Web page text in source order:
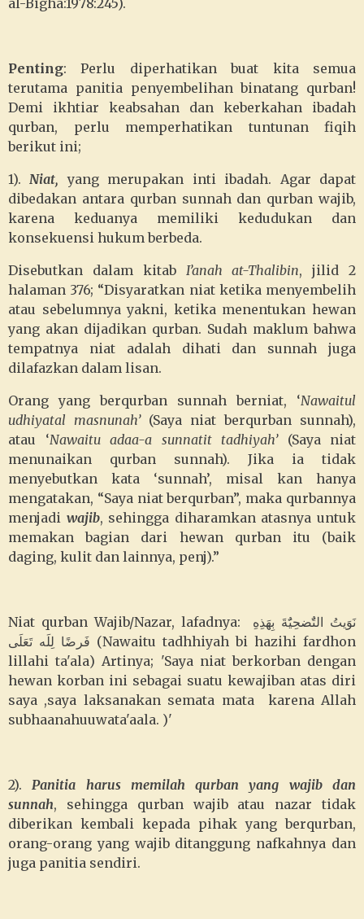
al-Bigha:1978:245).
Penting: Perlu diperhatikan buat kita semua
terutama panitia penyembelihan binatang qurban!
Demi ikhtiar keabsahan dan keberkahan ibadah
qurban, perlu memperhatikan tuntunan fiqih
berikut ini;
1). Niat, yang merupakan inti ibadah. Agar dapat
dibedakan antara qurban sunnah dan qurban wajib,
karena keduanya memiliki kedudukan dan
konsekuensi hukum berbeda.
Disebutkan dalam kitab
I’anah at-Thalibin, jilid 2
halaman 376; “Disyaratkan niat ketika menyembelih
atau sebelumnya yakni, ketika menentukan hewan
yang akan dijadikan qurban. Sudah maklum bahwa
tempatnya niat adalah dihati dan sunnah juga
dilafazkan dalam lisan.
Orang yang berqurban sunnah berniat, ‘Nawaitul
udhiyatal masnunah’ (Saya niat berqurban sunnah),
atau ‘Nawaitu adaa-a sunnatit tadhiyah’
(Saya niat
menunaikan qurban sunnah). Jika ia tidak
menyebutkan kata ‘sunnah’, misal kan hanya
mengatakan, “Saya niat berqurban”, maka qurbannya
menjadi wajib, sehingga diharamkan atasnya untuk
memakan bagian dari hewan qurban itu (baik
daging, kulit dan lainnya, penj).”
Niat qurban Wajib/Nazar, lafadnya: نَوَيتُ التٌَضحِيٌَةَ بِهَذِهِ
فَرضًا لِلَه تَعَلَى (Nawaitu tadhhiyah bi hazihi fardhon
lillahi ta'ala)Artinya; 'Saya niat berkorban dengan
hewan korban ini sebagai suatu kewajiban atas diri
saya ,saya laksanakan semata mata karena Allah
subhaanahuuwata'aala. )'
2).
Panitia harus memilah qurban yang wajib dan
sunnah, sehingga qurban wajib atau nazar tidak
diberikan kembali kepada pihak yang berqurban,
orang-orang yang wajib ditanggung nafkahnya dan
juga panitia sendiri.